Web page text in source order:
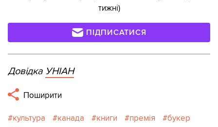
тижні)
ПІДПИСАТИСЯ
Довідка УНІАН
Поширити
культура канада книги премія
букер